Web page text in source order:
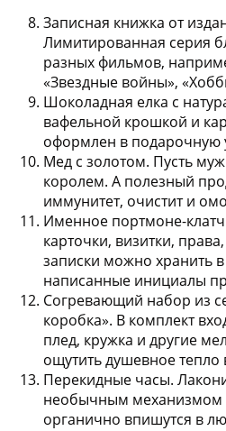
Записная книжка от
Лимитированная серия
разных фильмов,
«Звездные войны»,
Шоколадная елка с
вафельной крошкой и
оформлен в подарочную
Мед с золотом. Пусть
королем. А полезный
иммунитет, очистит и
Именное портмоне-клатч
карточки, визитки,
записки можно хранить
написанные инициалы
Согревающий набор из
коробка». В комплект
плед, кружка и другие
ощутить душевное
Перекидные часы.
необычным механизмом
органично впишутся в